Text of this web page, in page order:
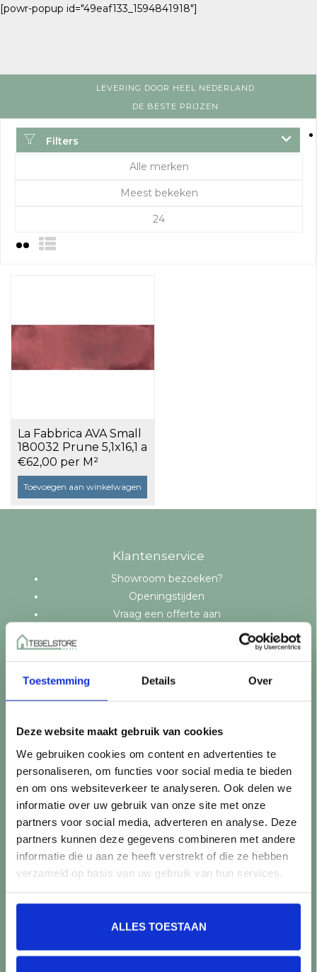
Toestemming Details Over
Deze website maakt gebruik van cookies
We gebruiken cookies om content en advertenties te
personaliseren, om functies voor social media te bieden
en om ons websiteverkeer te analyseren. Ook delen we
informatie over uw gebruik van onze site met onze
partners voor social media, adverteren en analyse. Deze
partners kunnen deze gegevens combineren met andere
informatie die u aan ze heeft verstrekt of die ze hebben
verzameld op basis van uw gebruik van hun services.
ALLES TOESTAAN
[powr-popup id="49eaf133_1594841918"]
LEVERING DOOR HEEL NEDERLAND
DE BESTE PRIJZEN
Filters
Alle merken
Meest bekeken
24
La Fabbrica AVA Small
180032 Prune 5,1x16,1 a
0,54 m²
€62,00 per M²
Toevoegen aan winkelwagen
Klantenservice
Showroom bezoeken?
Openingstijden
Vraag een offerte aan
Controle vóór verwerking
Garantie & klachten
Mix & Match
Klantenservice
Veelgestelde vragen
Over TegelStore.nl
Contact
Algemene voorwaarden
Privacy Policy
Producten
Alle producten
Nieuwe producten